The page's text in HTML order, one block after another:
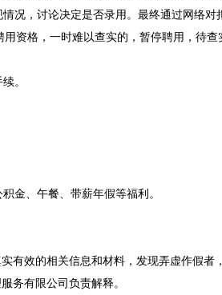
，讨论决定是否录用。最终通过网络对
资格，一时难以查实的，暂停聘用，待
。
、午餐、带薪年假等福利。
有效的相关信息和材料，发现弄虚作假者
务有限公司负责解释。